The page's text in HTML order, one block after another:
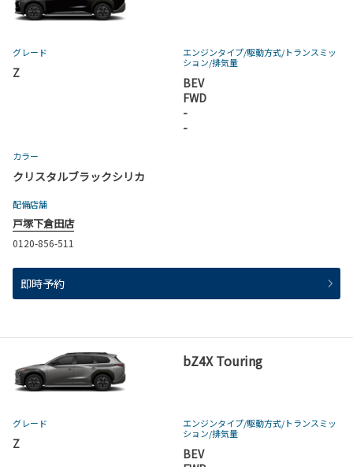
グレード
Z
エンジンタイプ/駆動方式/トランスミッ
ション/排気量
BEV
FWD
-
-
カラー
クリスタルブラックシリカ
配備店舗
戸塚下倉田店
0120-856-511
即時予約
bZ4X Touring
グレード
Z
エンジンタイプ/駆動方式/トランスミッ
ション/排気量
BEV